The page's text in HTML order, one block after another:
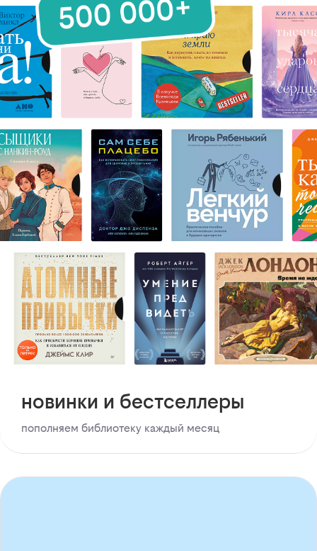
новинки и бестселлеры
пополняем библиотеку каждый месяц